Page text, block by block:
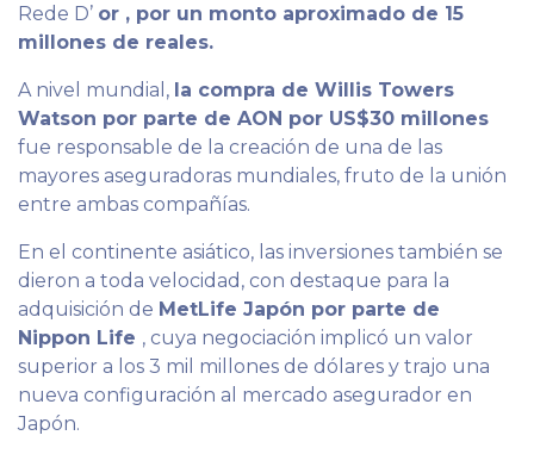
Rede D’ or , por un monto aproximado de 15
millones de reales.
A nivel mundial, la compra de Willis Towers
Watson por parte de AON por US$30 millones
fue responsable de la creación de una de las
mayores aseguradoras mundiales, fruto de la unión
entre ambas compañías.
En el continente asiático, las inversiones también se
dieron a toda velocidad, con destaque para la
adquisición de MetLife Japón por parte de
Nippon Life , cuya negociación implicó un valor
superior a los 3 mil millones de dólares y trajo una
nueva configuración al mercado asegurador en
Japón.